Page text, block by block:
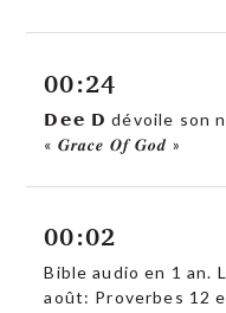
00:24
𝗗𝗲𝗲 𝗗 dévoile son
« 𝑮𝒓𝒂𝒄𝒆 𝑶𝒇 𝑮𝒐𝒅 »
00:02
Bible audio en 1 an.
août: Proverbes 12